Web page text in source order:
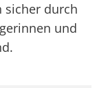
sicher durch
und